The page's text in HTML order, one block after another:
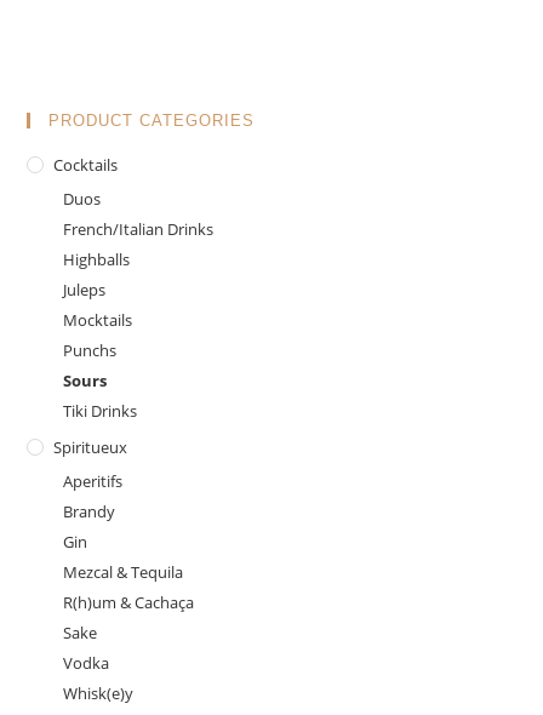
PRODUCT CATEGORIES
Cocktails
Duos
French/Italian Drinks
Highballs
Juleps
Mocktails
Punchs
Sours
Tiki Drinks
Spiritueux
Aperitifs
Brandy
Gin
Mezcal & Tequila
R(h)um & Cachaça
Sake
Vodka
Whisk(e)y